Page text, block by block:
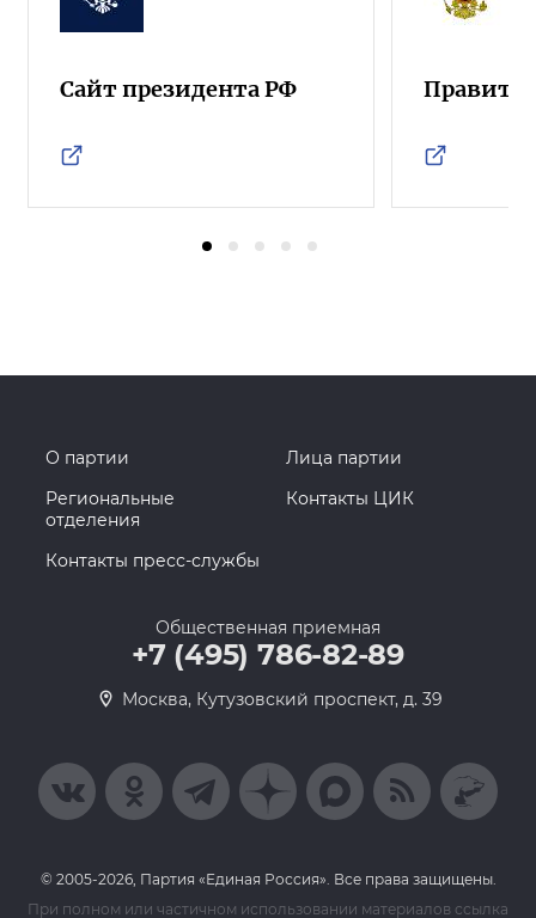
Сайт президента РФ
О партии
Лица партии
Региональные
отделения
Контакты ЦИК
Контакты пресс-службы
Общественная приемная
+7 (495) 786-82-89
Москва, Кутузовский проспект, д. 39
© 2005-2026, Партия «Единая Россия». Все права защищены.
При полном или частичном использовании материалов ссылка